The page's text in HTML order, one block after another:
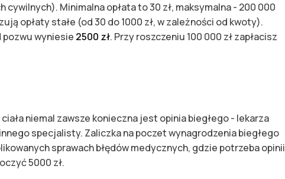
Minimalna opłata to 30 zł, maksymalna - 200 000
opłaty stałe (od 30 do 1000 zł, w zależności od kwoty).
pozwu wyniesie 2500 zł. Przy roszczeniu 100 000 zł zapłacisz
niemal zawsze konieczna jest opinia biegłego - lekarza
specjalisty. Zaliczka na poczet wynagrodzenia biegłego
sprawach błędów medycznych, gdzie potrzeba opinii
5000 zł.